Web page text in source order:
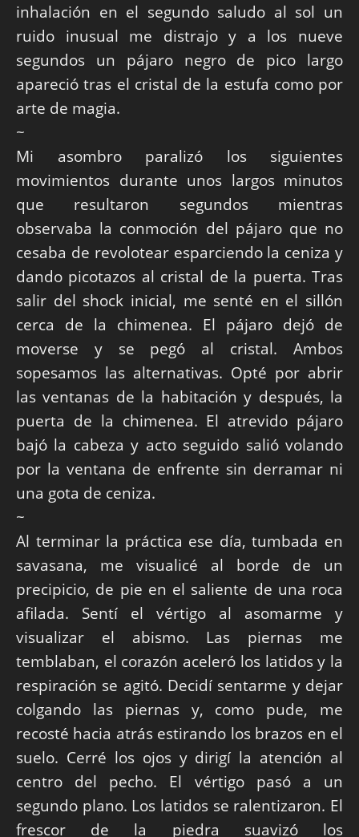
inhalación en el segundo saludo al sol un
ruido inusual me distrajo y a los nueve
segundos un pájaro negro de pico largo
apareció tras el cristal de la estufa como por
arte de magia.
~
Mi asombro paralizó los siguientes
movimientos durante unos largos minutos
que resultaron segundos mientras
observaba la conmoción del pájaro que no
cesaba de revolotear esparciendo la ceniza y
dando picotazos al cristal de la puerta. Tras
salir del shock inicial, me senté en el sillón
cerca de la chimenea. El pájaro dejó de
moverse y se pegó al cristal. Ambos
sopesamos las alternativas. Opté por abrir
las ventanas de la habitación y después, la
puerta de la chimenea. El atrevido pájaro
bajó la cabeza y acto seguido salió volando
por la ventana de enfrente sin derramar ni
una gota de ceniza.
~
Al terminar la práctica ese día, tumbada en
savasana, me visualicé al borde de un
precipicio, de pie en el saliente de una roca
afilada. Sentí el vértigo al asomarme y
visualizar el abismo. Las piernas me
temblaban, el corazón aceleró los latidos y la
respiración se agitó. Decidí sentarme y dejar
colgando las piernas y, como pude, me
recosté hacia atrás estirando los brazos en el
suelo. Cerré los ojos y dirigí la atención al
centro del pecho. El vértigo pasó a un
segundo plano. Los latidos se ralentizaron. El
frescor de la piedra suavizó los